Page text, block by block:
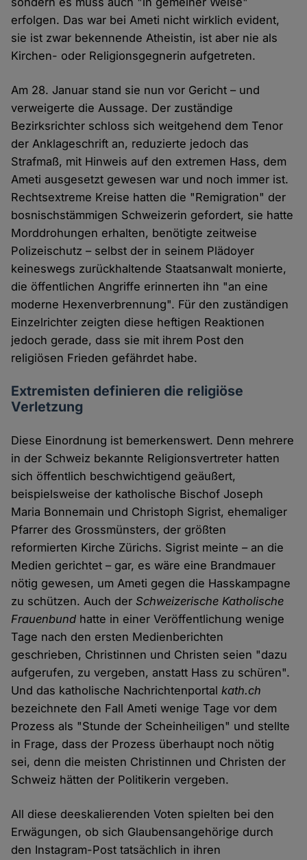
erfolgen. Das war bei Ameti nicht wirklich evident,
sie ist zwar bekennende Atheistin, ist aber nie als
Kirchen- oder Religionsgegnerin aufgetreten.
Am 28. Januar stand sie nun vor Gericht – und
verweigerte die Aussage. Der zuständige
Bezirksrichter schloss sich weitgehend dem Tenor
der Anklageschrift an, reduzierte jedoch das
Strafmaß, mit Hinweis auf den extremen Hass, dem
Ameti ausgesetzt gewesen war und noch immer ist.
Rechtsextreme Kreise hatten die "Remigration" der
bosnischstämmigen Schweizerin gefordert, sie hatte
Morddrohungen erhalten, benötigte zeitweise
Polizeischutz – selbst der in seinem Plädoyer
keineswegs zurückhaltende Staatsanwalt monierte,
die öffentlichen Angriffe erinnerten ihn "an eine
moderne Hexenverbrennung". Für den zuständigen
Einzelrichter zeigten diese heftigen Reaktionen
jedoch gerade, dass sie mit ihrem Post den
religiösen Frieden gefährdet habe.
Extremisten definieren die religiöse
Verletzung
Diese Einordnung ist bemerkenswert. Denn mehrere
in der Schweiz bekannte Religionsvertreter hatten
sich öffentlich beschwichtigend geäußert,
beispielsweise der katholische Bischof Joseph
Maria Bonnemain und Christoph Sigrist, ehemaliger
Pfarrer des Grossmünsters, der größten
reformierten Kirche Zürichs. Sigrist meinte – an die
Medien gerichtet – gar, es wäre eine Brandmauer
nötig gewesen, um Ameti gegen die Hasskampagne
zu schützen. Auch derSchweizerische Katholische
Frauenbund hatte in einer Veröffentlichung wenige
Tage nach den ersten Medienberichten
geschrieben, Christinnen und Christen seien "dazu
aufgerufen, zu vergeben, anstatt Hass zu schüren".
Und das katholische Nachrichtenportalkath.ch
bezeichnete den Fall Ameti wenige Tage vor dem
Prozess als "Stunde der Scheinheiligen" und stellte
in Frage, dass der Prozess überhaupt noch nötig
sei, denn die meisten Christinnen und Christen der
Schweiz hätten der Politikerin vergeben.
All diese deeskalierenden Voten spielten bei den
Erwägungen, ob sich Glaubensangehörige durch
den Instagram-Post tatsächlich in ihren